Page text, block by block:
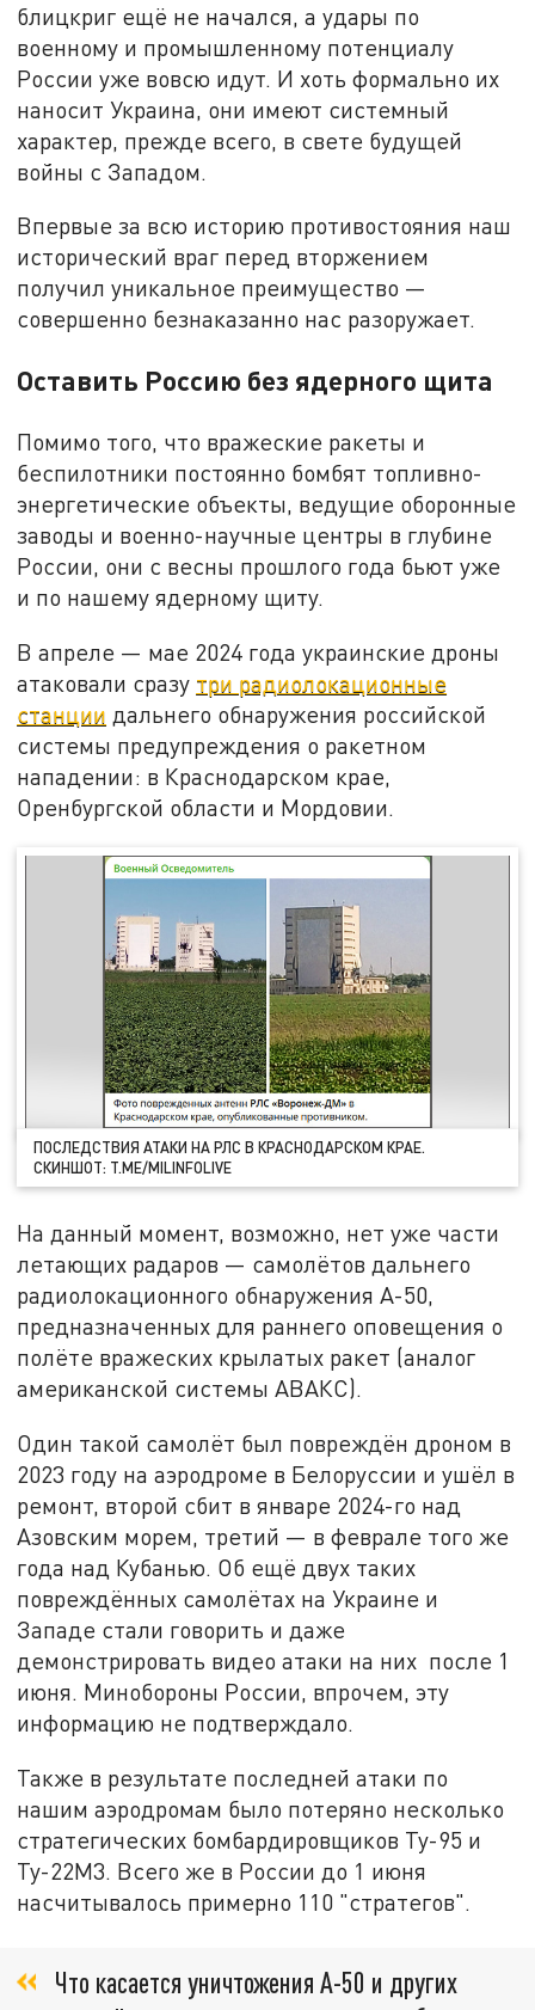
блицкриг ещё не начался, а удары по
военному и промышленному потенциалу
России уже вовсю идут. И хоть формально их
наносит Украина, они имеют системный
характер, прежде всего, в свете будущей
войны с Западом.
Впервые за всю историю противостояния наш
исторический враг перед вторжением
получил уникальное преимущество —
совершенно безнаказанно нас разоружает.
Оставить Россию без ядерного щита
Помимо того, что вражеские ракеты и
беспилотники постоянно бомбят топливно-
энергетические объекты, ведущие оборонные
заводы и военно-научные центры в глубине
России, они с весны прошлого года бьют уже
и по нашему ядерному щиту.
В апреле — мае 2024 года украинские дроны
атаковали сразу три радиолокационные
станции дальнего обнаружения российской
системы предупреждения о ракетном
нападении: в Краснодарском крае,
Оренбургской области и Мордовии.
ПОСЛЕДСТВИЯ АТАКИ НА РЛС В КРАСНОДАРСКОМ КРАЕ.
СКИНШОТ: T.ME/MILINFOLIVE
На данный момент, возможно, нет уже части
летающих радаров — самолётов дальнего
радиолокационного обнаружения А-50,
предназначенных для раннего оповещения о
полёте вражеских крылатых ракет (аналог
американской системы АВАКС).
Один такой самолёт был повреждён дроном в
2023 году на аэродроме в Белоруссии и ушёл в
ремонт, второй сбит в январе 2024-го над
Азовским морем, третий — в феврале того же
года над Кубанью. Об ещё двух таких
повреждённых самолётах на Украине и
Западе стали говорить и даже
демонстрировать видео атаки на них после 1
июня. Минобороны России, впрочем, эту
информацию не подтверждало.
Также в результате последней атаки по
нашим аэродромам было потеряно несколько
стратегических бомбардировщиков Ту-95 и
Ту-22М3. Всего же в России до 1 июня
насчитывалось примерно 110 "стратегов".
Что касается уничтожения А-50 и других